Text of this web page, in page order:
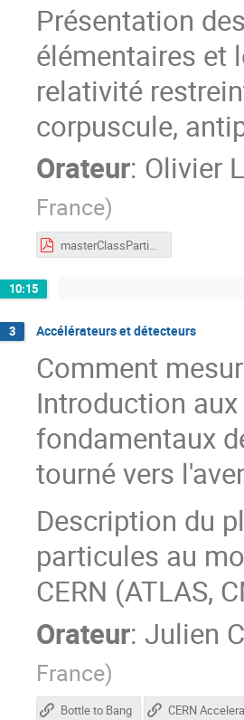
Présentation
élémentaires et
relativité
corpuscule,
Orateur: Olivier
France)
masterClassParticules2026.pdf
10:15
3 Accélérateurs et détecteurs
Comment
Introduction
fondamentaux
tourné vers
Description du
particules au
CERN (ATLAS,
Orateur: Julien
France)
Bottle to Bang